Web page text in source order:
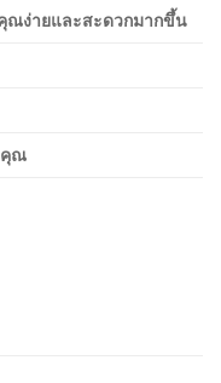
ณง่ายและสะดวกมากขึ้น
คุณ